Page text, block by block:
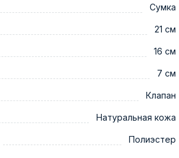
Сумка
21 см
16 см
7 см
Клапан
Натуральная кожа
Полиэстер